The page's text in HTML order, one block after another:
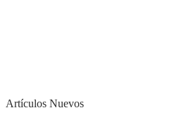
Artículos Nuevos